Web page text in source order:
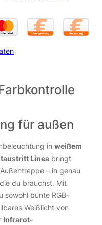
für außen
in weißem
Linea bringt
– in genau
du brauchst. Mit
sowohl bunte RGB-
Weißlicht von
Infrarot-